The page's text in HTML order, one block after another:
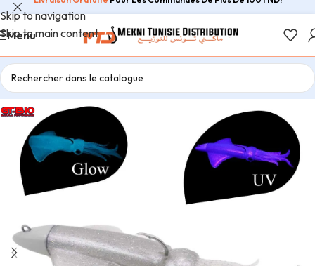
Skip to navigation
Skip to main content
Menu